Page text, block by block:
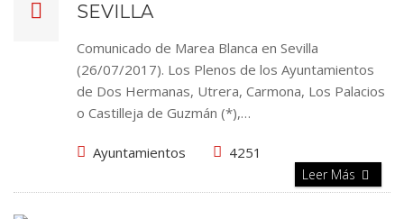
SEVILLA
Comunicado de Marea Blanca en Sevilla
(26/07/2017). Los Plenos de los Ayuntamientos
de Dos Hermanas, Utrera, Carmona, Los Palacios
o Castilleja de Guzmán (*),…
Ayuntamientos 4251
Leer Más